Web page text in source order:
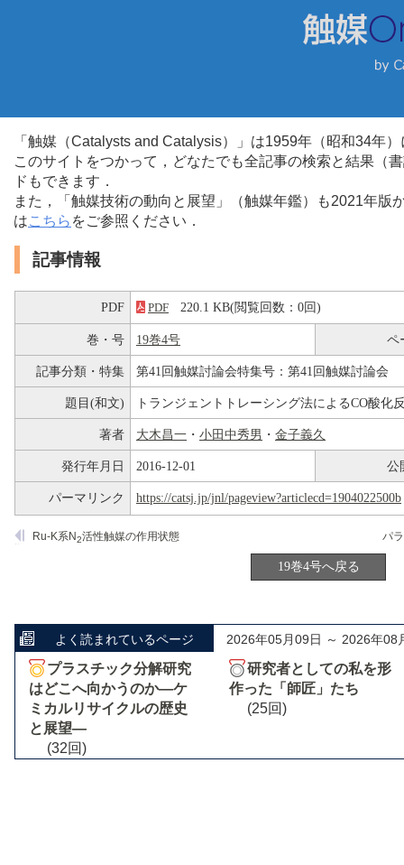
「触媒（Catalysts and Catalysis）」は1959年（昭和34年
このサイトをつかって，どなたでも全記事の検索と結果（
ドもできます．
また，「触媒技術の動向と展望」（触媒年鑑）も2021年
はこちら をご参照ください．
記事情報
PDF PDF 220.1 KB(閲覧回数：0回)
巻・号 19巻4号 ペ
記事分類・特集 第41回触媒討論会特集号：第41回触媒討論会
題目(和文) トランジェントトレーシング法によるCO酸化
著者 大木昌一 ・ 小田中秀男 ・ 金子義久
発行年月日 2016-12-01 公
パーマリンク https://catsj.jp/jnl/pageview?articlecd=1904022500b
パ
Ru-K系N2活性触媒の作用状態
19巻4号へ戻る
よく読まれているページ 2026年05月09日 ～ 2026年08
プラスチック分解研究
はどこへ向かうのか―ケ
ミカルリサイクルの歴史
と展望―
(32回)
研究者としての私を形
作った「師匠」たち
(25回)